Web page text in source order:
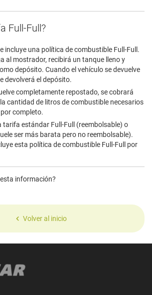
Full-Full?
incluye una política de combustible Full-Full.
al mostrador, recibirá un tanque lleno y
depósito. Cuando el vehículo se devuelve
devolverá el depósito.
completamente repostado, se cobrará
cantidad de litros de combustible necesarios
completo.
tarifa estándar Full-Full (reembolsable) o
ser más barata pero no reembolsable).
esta política de combustible Full-Full por
información?
Volver al inicio